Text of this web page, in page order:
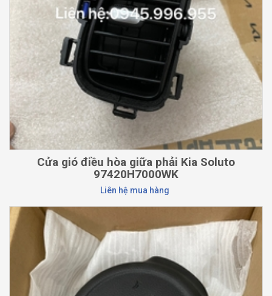
Cửa gió điều hòa giữa phải Kia Soluto
97420H7000WK
Liên hệ mua hàng